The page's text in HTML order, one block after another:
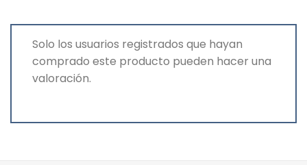
Solo los usuarios registrados que hayan
comprado este producto pueden hacer una
valoración.